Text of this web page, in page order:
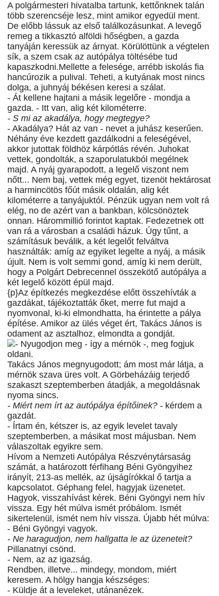
A polgármesteri hivatalba tartunk, kettőnknek talán
több szerencséje lesz, mint amikor egyedül ment.
De előbb lássuk az első találkozásunkat. A levegő
remeg a tikkasztó alföldi hőségben, a gazda
tanyáján keressük az árnyat. Körülöttünk a végtelen
sík, a szem csak az autópálya töltésébe tud
kapaszkodni.Mellette a felesége, arrébb iskolás fia
hancúrozik a pulival. Teheti, a kutyának most nincs
dolga, a juhnyáj békésen keresi a szálat.
- Át kellene hajtani a másik legelőre - mondja a
gazda. - Itt van, alig két kilométerre.
- S mi az akadálya, hogy megtegye?
- Akadálya? Hát az van - nevet a juhász keserűen.
Néhány éve kezdett gazdálkodni a feleségével,
akkor jutottak földhöz kárpótlás révén. Juhokat
vettek, gondolták, a szaporulatukból megélnek
majd. A nyáj gyarapodott, a legelő viszont nem
nőtt... Nem baj, vettek még egyet, tizenöt hektárosat
a harmincötös főút másik oldalán, alig két
kilométerre a tanyájuktól. Pénzük ugyan nem volt rá
elég, no de azért van a bankban, kölcsönöztek
onnan. Hárommillió forintot kaptak. Fedezetnek ott
van rá a városban a családi házuk. Úgy tűnt, a
számításuk beválik, a két legelőt felváltva
használták: amíg az egyiket legelte a nyáj, a másik
újult. Nem is volt semmi gond, amíg ki nem derült,
hogy a Polgárt Debrecennel összekötő autópálya a
két legelő között épül majd.
{p}Az építkezés megkezdése előtt összehívták a
gazdákat, tájékoztatták őket, merre fut majd a
nyomvonal, ki-ki elmondhatta, ha érintette a pálya
építése. Amikor az ülés véget ért, Takács János is
odament az asztalhoz, elmondta a gondját.
- Nyugodjon meg - így a mérnök -, meg fogjuk
oldani.
Takács János megnyugodott; ám most már látja, a
mérnök szava üres volt. A Görbeházáig terjedő
szakaszt szeptemberben átadják, a megoldásnak
nyoma sincs.
- Miért nem írt az autópálya építőinek? - kérdem a
gazdát.
- Írtam én, kétszer is, az egyik levelet tavaly
szeptemberben, a másikat most májusban. Nem
válaszoltak egyikre sem.
Hívom a Nemzeti Autópálya Részvénytársaság
számát, a határozott férfihang Béni Gyöngyihez
irányít, 213-as mellék, az újságírókkal ő tartja a
kapcsolatot. Géphang felel, hagyjak üzenetet.
Hagyok, visszahívást kérek. Béni Gyöngyi nem hív
vissza. Egy hét múlva ismét próbálom. Ismét
sikertelenül, ismét nem hív vissza. Újabb hét múlva:
- Béni Gyöngyi vagyok.
- Ne haragudjon, nem hallgatta le az üzeneteit?
Pillanatnyi csönd.
- Nem, az az igazság.
Rendben, illetve... mindegy, mondom, miért
keresem. A hölgy hangja készséges:
- Küldje át a leveleket, utánanézek.